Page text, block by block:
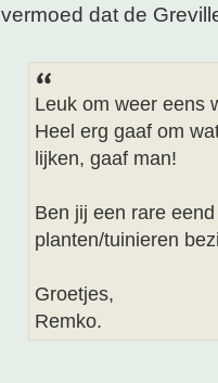
vermoed dat de
Leuk om weer eens
Heel erg gaaf om
lijken, gaaf man!
Ben jij een rare
planten/tuinieren
Groetjes,
Remko.